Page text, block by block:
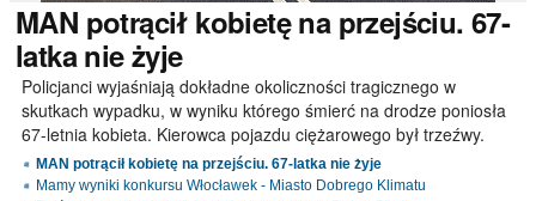
MAN potrącił kobietę na przejściu. 67-
latka nie żyje
Policjanci wyjaśniają dokładne okoliczności tragicznego w
skutkach wypadku, w wyniku którego śmierć na drodze poniosła
67-letnia kobieta. Kierowca pojazdu ciężarowego był trzeźwy.
MAN potrącił kobietę na przejściu. 67-latka nie żyje
Mamy wyniki konkursu Włocławek - Miasto Dobrego Klimatu